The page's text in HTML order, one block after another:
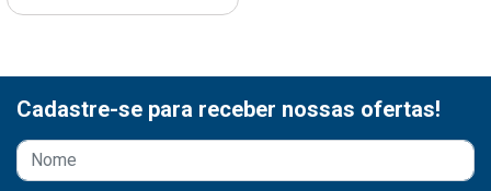
Cadastre-se para receber nossas ofertas!